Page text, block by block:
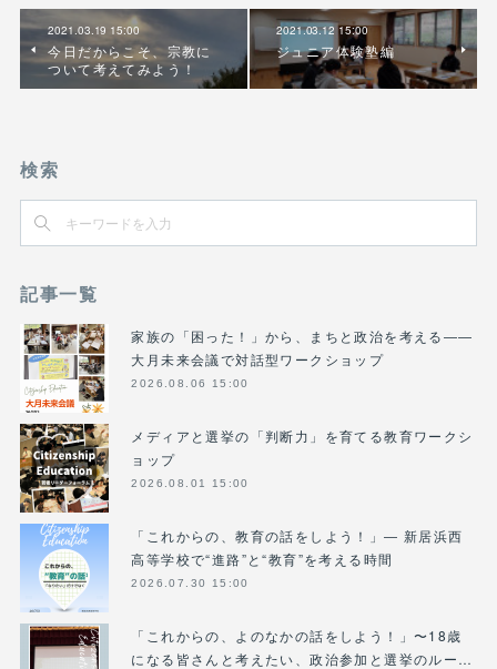
2021.03.19 15:00
今日だからこそ、宗教に
ついて考えてみよう！
2021.03.12 15:00
ジュニア体験塾編
検索
記事一覧
家族の「困った！」から、まちと政治を考える――
大月未来会議で対話型ワークショップ
2026.08.06 15:00
メディアと選挙の「判断力」を育てる教育ワークシ
ョップ
2026.08.01 15:00
「これからの、教育の話をしよう！」― 新居浜西
高等学校で“進路”と“教育”を考える時間
2026.07.30 15:00
「これからの、よのなかの話をしよう！」〜18歳
になる皆さんと考えたい、政治参加と選挙のルー…